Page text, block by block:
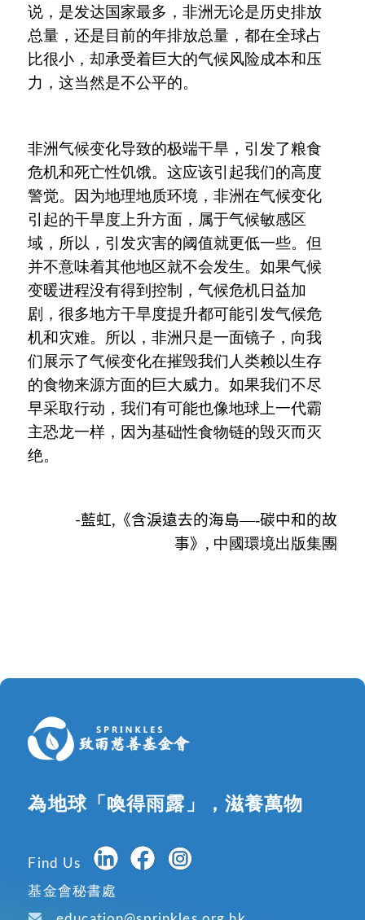
说，是发达国家最多，非洲无论是历史排放
总量，还是目前的年排放总量，都在全球占
比很小，却承受着巨大的气候风险成本和压
力，这当然是不公平的。
非洲气候变化导致的极端干旱，引发了粮食
危机和死亡性饥饿。这应该引起我们的高度
警觉。因为地理地质环境，非洲在气候变化
引起的干旱度上升方面，属于气候敏感区
域，所以，引发灾害的阈值就更低一些。但
并不意味着其他地区就不会发生。如果气候
变暖进程没有得到控制，气候危机日益加
剧，很多地方干旱度提升都可能引发气候危
机和灾难。所以，非洲只是一面镜子，向我
们展示了气候变化在摧毁我们人类赖以生存
的食物来源方面的巨大威力。如果我们不尽
早采取行动，我们有可能也像地球上一代霸
主恐龙一样，因为基础性食物链的毁灭而灭
绝。
-藍虹,《含淚遠去的海島—-碳中和的故
事》, 中國環境出版集團
為地球「喚得雨露」，滋養萬物
Find Us
基金會秘書處